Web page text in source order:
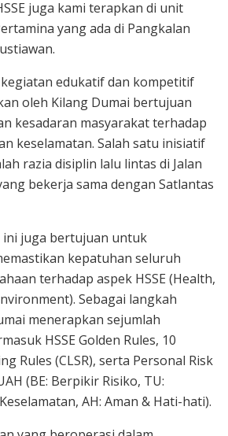
juga kami terapkan di unit
yang ada di Pangkalan
edukatif dan kompetitif
oleh Kilang Dumai bertujuan
kesadaran masyarakat terhadap
keselamatan. Salah satu inisiatif
razia disiplin lalu lintas di Jalan
bekerja sama dengan Satlantas
ini juga bertujuan untuk
kepatuhan seluruh
terhadap aspek HSSE (Health,
Sebagai langkah
menerapkan sejumlah
HSSE Golden Rules, 10
Rules (CLSR), serta Personal Risk
(BE: Berpikir Risiko, TU:
AH: Aman & Hati-hati).